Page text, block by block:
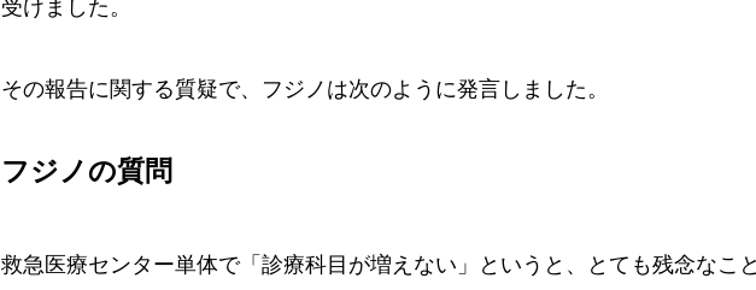
受けました。
その報告に関する質疑で、フジノは次のように発言しました。
フジノの質問
救急医療センター単体で「診療科目が増えない」というと、とても残念なこ